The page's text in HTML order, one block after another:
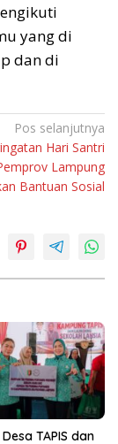
yang di
dan di
Pos selanjutnya
Hari Santri
Lampung
Bantuan Sosial
TAPIS dan